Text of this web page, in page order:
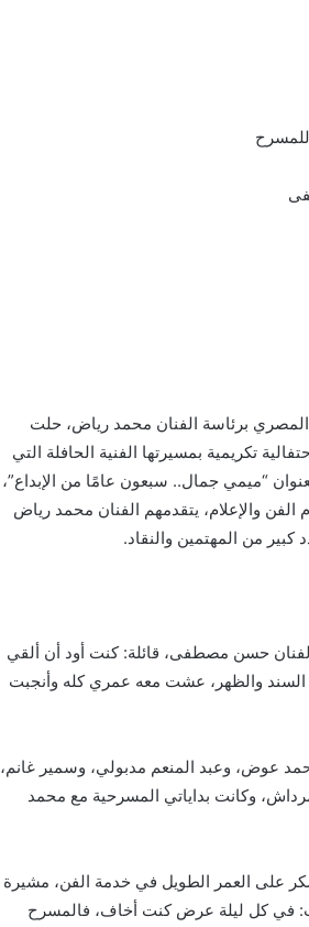
المصري برئاسة الفنان محمد رياض، حلت
تكريمية بمسيرتها الفنية الحافلة التي
“ميمي جمال.. سبعون عامًا من الإبداع”،
والإعلام، يتقدمهم الفنان محمد رياض
من المهتمين والنقاد.
الفنان حسن مصطفى، قائلة: كنت أود أن ألقي
السند والظهر، عشت معه عمري كله وأنجبت
عوض، وعبد المنعم مدبولي، وسمير غانم،
وكانت بداياتي المسرحية مع محمد
على العمر الطويل في خدمة الفن، مشيرة
في كل ليلة عرض كنت أخاف، فالمسرح